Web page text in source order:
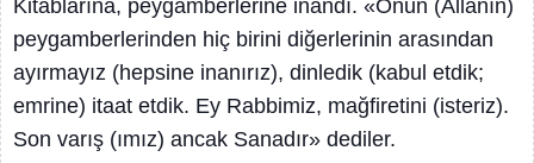
Kitablarına, peygamberlerine inandı. «Onun (Allanın)
peygamberlerinden hiç birini diğerlerinin arasından
ayırmayız (hepsine inanırız), dinledik (kabul etdik;
emrine) itaat etdik. Ey Rabbimiz, mağfiretini (isteriz).
Son varış (ımız) ancak Sanadır» dediler.